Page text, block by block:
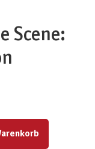
Scene:
um die Anzahl zu